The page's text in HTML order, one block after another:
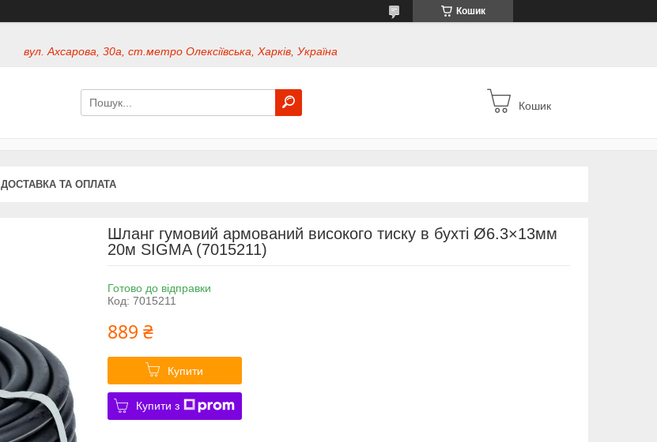
Кошик
вул. Ахсарова, 30а, ст.метро Олексіївська, Харків, Україна
Кошик
ДОСТАВКА ТА ОПЛАТА
Шланг гумовий армований високого тиску в бухті Ø6.3×13мм
20м SIGMA (7015211)
Готово до відправки
Код: 7015211
889 ₴
Купити
Купити з